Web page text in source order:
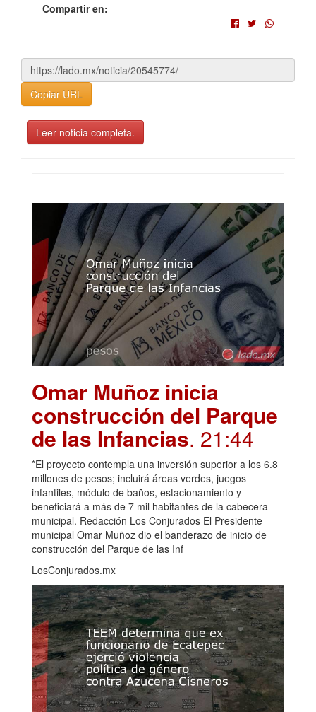
Compartir en:
Copiar URL
Leer noticia completa.
Omar Muñoz inicia
construcción del Parque
de las Infancias. 21:44
*El proyecto contempla una inversión superior a los 6.8
millones de pesos; incluirá áreas verdes, juegos
infantiles, módulo de baños, estacionamiento y
beneficiará a más de 7 mil habitantes de la cabecera
municipal. Redacción Los Conjurados El Presidente
municipal Omar Muñoz dio el banderazo de inicio de
construcción del Parque de las Inf
LosConjurados.mx